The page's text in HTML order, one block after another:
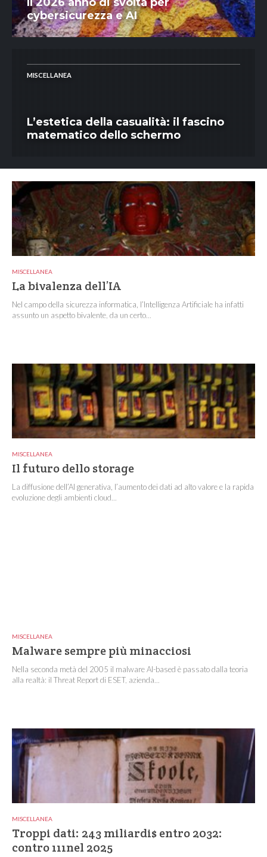
cybersicurezza e AI
MISCELLANEA
L’estetica della casualità: il fascino
matematico dello schermo
MISCELLANEA
La bivalenza dell’IA
Nel campo della sicurezza informatica, l’Intelligenza Artificiale ha infatti
assunto un aspetto bivalente, da un certo...
MISCELLANEA
Il futuro dello storage
La diffusione dell’AI generativa, l’aumento dei dati ad alto valore e la rapida
evoluzione degli ambienti cloud...
MISCELLANEA
Malware sempre più minacciosi
Nella seconda metà del 2005 il malware AI-based è passato dalla teoria
alla realtà: il Threat Report di ESET, azienda...
MISCELLANEA
Troppi dati: 243 miliardi$ entro 2032:
contro 111nel 2025